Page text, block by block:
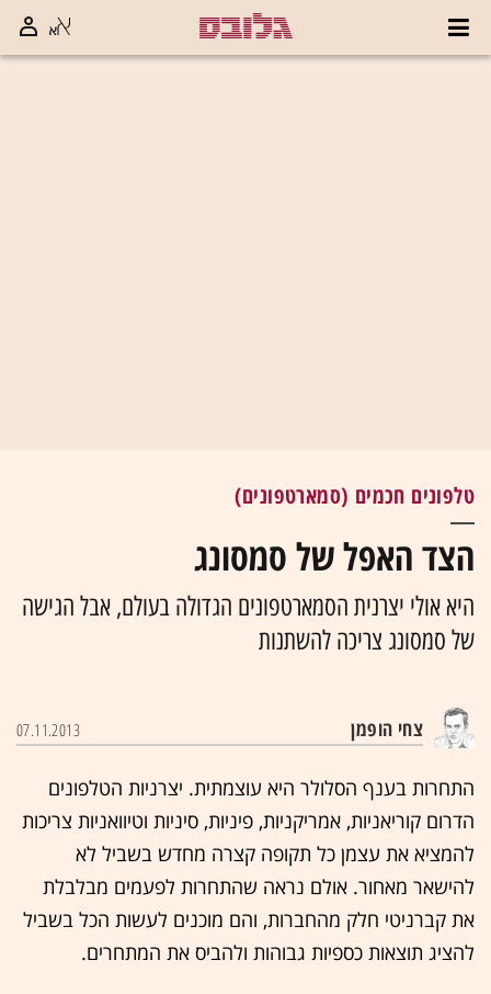
טלפונים חכמים (סמארטפונים)
הצד האפל של סמסונג
היא אולי יצרנית הסמארטפונים הגדולה בעולם, אבל הגישה
של סמסונג צריכה להשתנות
צחי הופמן 07.11.2013
התחרות בענף הסלולר היא עוצמתית. יצרניות הטלפונים
הדרום קוריאניות, אמריקניות, פיניות, סיניות וטיוואניות צריכות
להמציא את עצמן כל תקופה קצרה מחדש בשביל לא
להישאר מאחור. אולם נראה שהתחרות לפעמים מבלבלת
את קברניטי חלק מהחברות, והם מוכנים לעשות הכל בשביל
להציג תוצאות כספיות גבוהות ולהביס את המתחרים.